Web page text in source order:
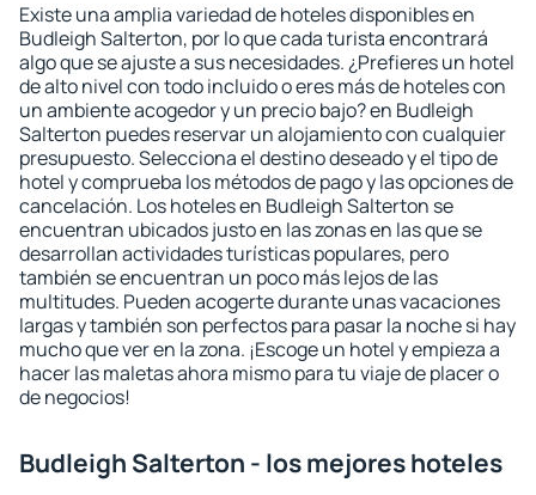
Existe una amplia variedad de hoteles disponibles en
Budleigh Salterton, por lo que cada turista encontrará
algo que se ajuste a sus necesidades. ¿Prefieres un hotel
de alto nivel con todo incluido o eres más de hoteles con
un ambiente acogedor y un precio bajo? en Budleigh
Salterton puedes reservar un alojamiento con cualquier
presupuesto. Selecciona el destino deseado y el tipo de
hotel y comprueba los métodos de pago y las opciones de
cancelación. Los hoteles en Budleigh Salterton se
encuentran ubicados justo en las zonas en las que se
desarrollan actividades turísticas populares, pero
también se encuentran un poco más lejos de las
multitudes. Pueden acogerte durante unas vacaciones
largas y también son perfectos para pasar la noche si hay
mucho que ver en la zona. ¡Escoge un hotel y empieza a
hacer las maletas ahora mismo para tu viaje de placer o
de negocios!
Budleigh Salterton - los mejores hoteles